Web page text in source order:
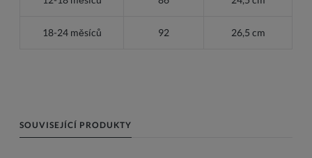
18-24 měsíců 92 26,5 cm
SOUVISEJÍCÍ PRODUKTY